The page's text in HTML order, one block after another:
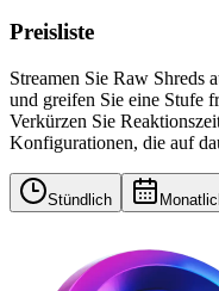
Preisliste
Streamen Sie Raw Shreds
und greifen Sie eine Stufe
Verkürzen Sie
Konfigurationen, die auf
Stündlich